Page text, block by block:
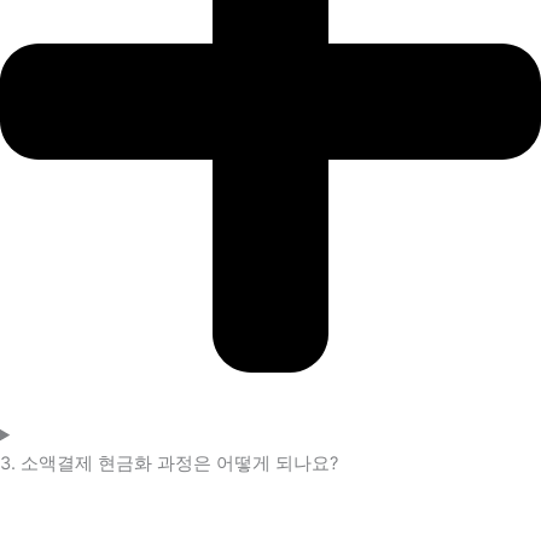
3. 소액결제 현금화 과정은 어떻게 되나요?